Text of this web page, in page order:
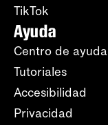
TikTok
Ayuda
Centro de ayuda
Tutoriales
Accesibilidad
Privacidad